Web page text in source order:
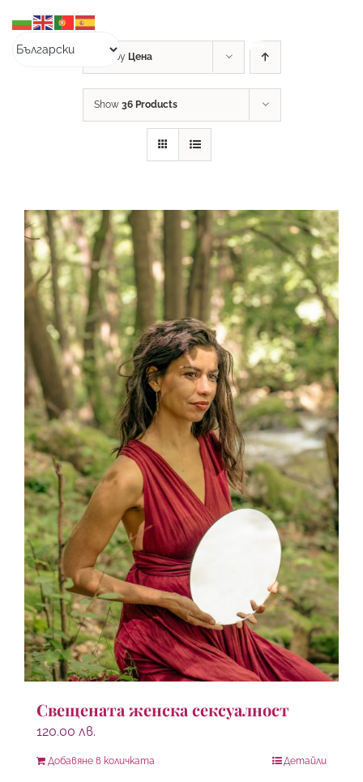
content
Sort by Цена
Show 36 Products
Свещената женска сексуалност
120.00 лв.
Добавяне в количката Детайли